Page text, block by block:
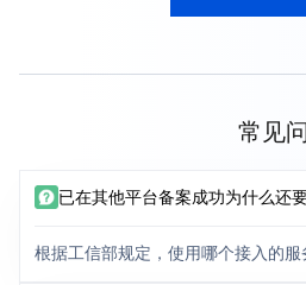
常见
已在其他平台备案成功为什么还
根据工信部规定，使用哪个接入的